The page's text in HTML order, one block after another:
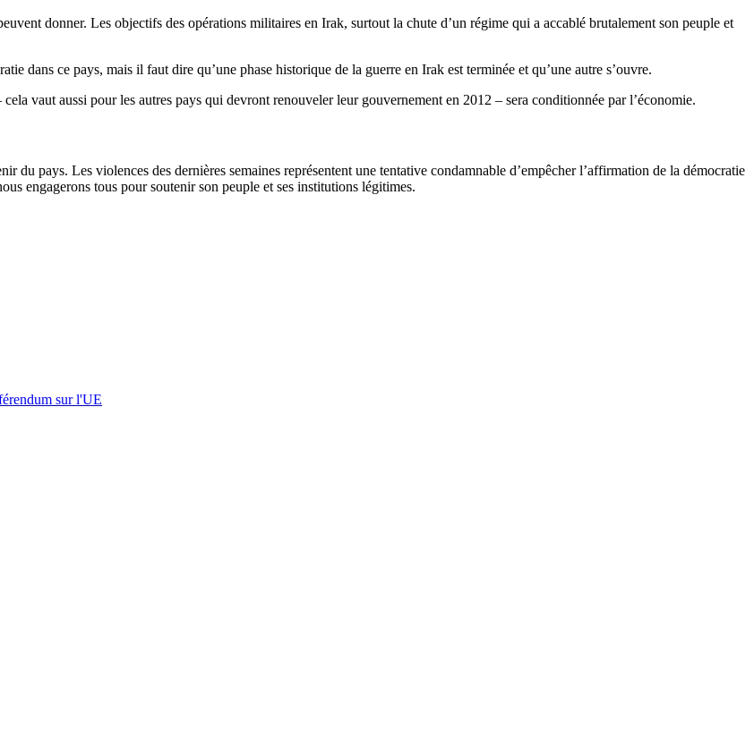
donner. Les objectifs des opérations militaires en Irak, surtout la chute d’un régime qui a accablé brutalement son peuple et
dans ce pays, mais il faut dire qu’une phase historique de la guerre en Irak est terminée et qu’une autre s’ouvre.
vaut aussi pour les autres pays qui devront renouveler leur gouvernement en 2012 – sera conditionnée par l’économie.
du pays. Les violences des dernières semaines représentent une tentative condamnable d’empêcher l’affirmation de la démocratie
engagerons tous pour soutenir son peuple et ses institutions légitimes.
sur l'UE